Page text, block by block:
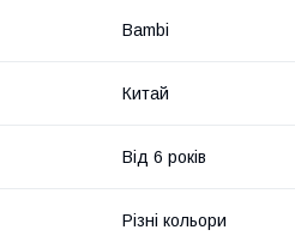
Bambi
Китай
Від 6 років
Різні кольори